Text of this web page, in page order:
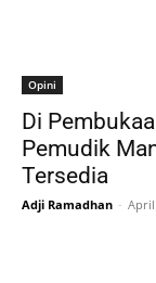
Opini
Di
Pemudik
Tersedia
Adji Ramadhan - April